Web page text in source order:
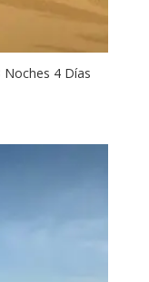
Noches 4 Días